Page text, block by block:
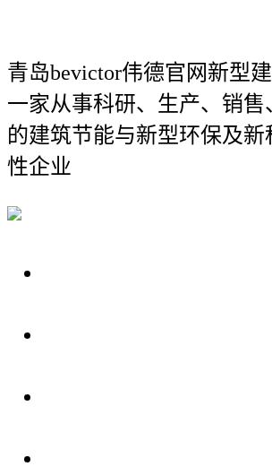
青岛bevictor伟德官网新型
一家从事科研、生产、销
的建筑节能与新型环保及新
性企业